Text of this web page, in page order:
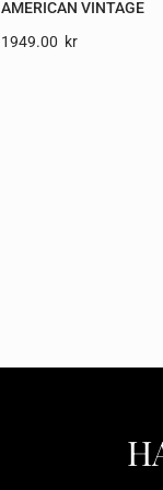
AMERICAN VINTAGE
1949.00 Kr